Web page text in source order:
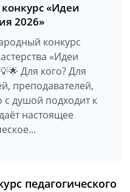
«Идеи
2026»
конкурс
«Идеи
Для кого? Для
преподавателей,
с душой подходит к
настоящее
педагогического